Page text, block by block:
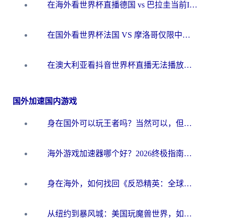
在海外看世界杯直播德国 vs 巴拉圭当前IP受限制？这篇指南帮你轻松解决地区限制
在国外看世界杯法国 VS 摩洛哥仅限中国大陆？别让地域限制拦下你的欢呼
在澳大利亚看抖音世界杯直播无法播放？海外党体育观赛终极指南来了！
国外加速国内游戏
身在国外可以玩王者吗？当然可以，但你需要这份“加速”指南
海外游戏加速器哪个好？2026终极指南帮你畅玩国服+解决卡顿难题
身在海外，如何找回《反恐精英：全球攻势》国服的丝滑手感？一份给你的终极指南
从纽约到暴风城：美国玩魔兽世界，如何找到你的最佳网络航线